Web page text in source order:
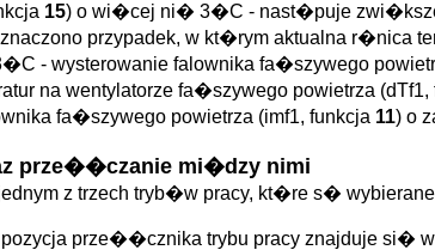
15) o wi�cej ni� 3�C - nast�puje
przypadek, w kt�rym aktualna r�nica
- wysterowanie falownika fa�szywego
na wentylatorze fa�szywego powietrza (dTf1,
fa�szywego powietrza (imf1, funkcja 11) o
prze��czanie mi�dzy nimi
z trzech tryb�w pracy, kt�re s�
pozycja prze��cznika trybu pracy znajduje si�